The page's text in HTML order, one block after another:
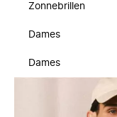
Zonnebrillen
Dames
Dames